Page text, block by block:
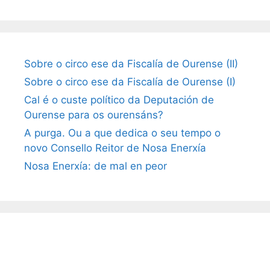
Sobre o circo ese da Fiscalía de Ourense (II)
Sobre o circo ese da Fiscalía de Ourense (I)
Cal é o custe político da Deputación de
Ourense para os ourensáns?
A purga. Ou a que dedica o seu tempo o
novo Consello Reitor de Nosa Enerxía
Nosa Enerxía: de mal en peor